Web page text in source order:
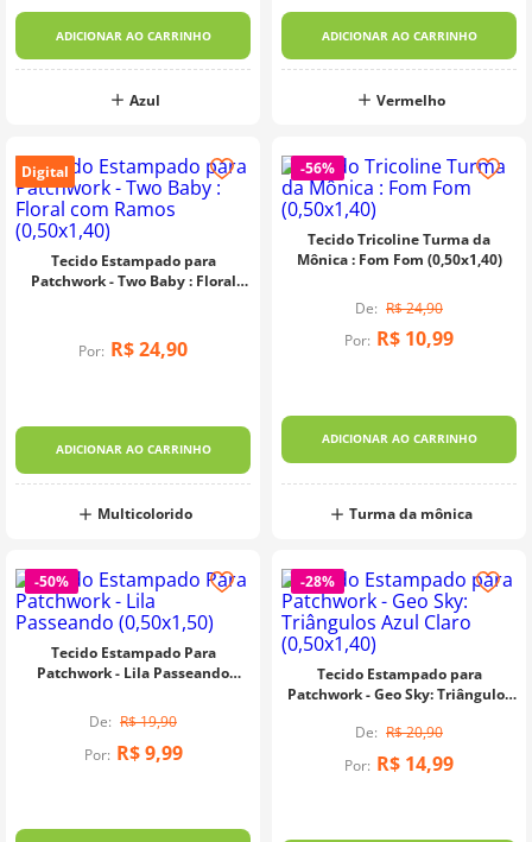
ADICIONAR AO CARRINHO
Azul
ADICIONAR AO CARRINHO
Vermelho
Digital
Tecido Estampado para
Patchwork - Two Baby : Floral
Por: R$24,90
ADICIONAR AO CARRINHO
Multicolorido
-56%
Tecido Tricoline Turma da
Mônica : Fom Fom (0,50x1,40)
R$24,90
Por: R$ 10,99
ADICIONAR AO CARRINHO
Turma da mônica
-50%
Tecido Estampado Para
Patchwork - Lila Passeando
R$19,90
Por: R$ 9,99
-28%
Tecido Estampado para
Patchwork - Geo Sky: Triângulos
R$20,90
Por: R$ 14,99